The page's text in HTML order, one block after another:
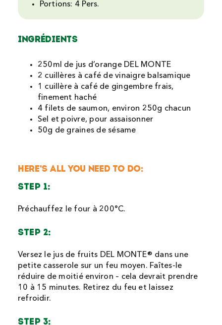
Portions: 4 Pers.
Ingrédients
250ml de jus d’orange DEL MONTE
2 cuillères à café de vinaigre balsamique
1 cuillère à café de gingembre frais,
finement haché
4 filets de saumon, environ 250g chacun
Sel et poivre, pour assaisonner
50g de graines de sésame
HERE’S ALL YOU NEED TO DO:
STEP 1:
Préchauffez le four à 200°C.
STEP 2:
Versez le jus de fruits DEL MONTE® dans une
petite casserole sur un feu moyen. Faîtes-le
réduire de moitié environ – cela devrait prendre
10 à 15 minutes. Retirez du feu et laissez
refroidir.
STEP 3: